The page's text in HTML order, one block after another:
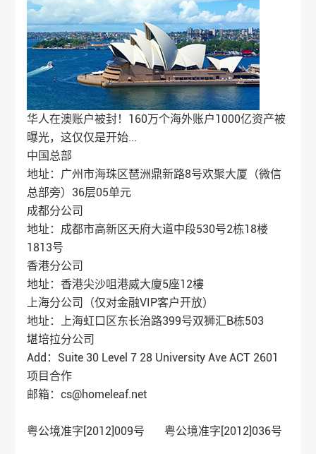
华人在澳账户被封！160万个海外账户1000亿资产被
曝光，这仅仅是开始...
中国总部
地址：广州市海珠区琶洲鼎新路8号欢聚大厦（微信
总部旁）36层05单元
成都分公司
地址：成都市高新区天府大道中段530号2栋18楼
1813号
香港分公司
地址：香港尖沙咀港威大廈5座12樓
上海分公司（仅对金融VIP客户开放）
地址：上海虹口区东长治路399号双狮汇B栋503
堪培拉分公司
Add：Suite 30 Level 7 28 University Ave ACT 2601
项目合作
邮箱：cs@homeleaf.net
粤公境准字[2012]009号 粤公境准字[2012]036号